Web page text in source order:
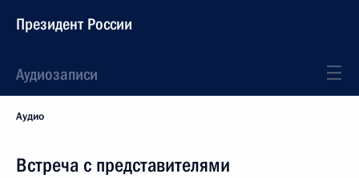
Президент России
Аудиозаписи
Аудио
Встреча с представителями